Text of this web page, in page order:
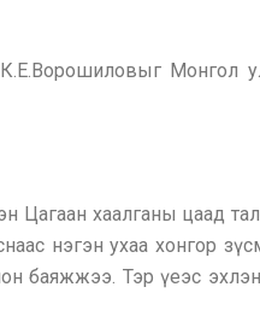
Монгол
Цагаан хаалганы цаад
нэгэн ухаа хонгор
баяжжээ. Тэр үеэс